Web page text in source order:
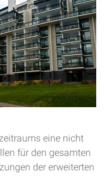
eine nicht
für den gesamten
der erweiterten